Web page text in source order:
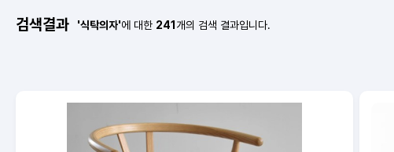
검색결과 '식탁의자'에 대한 241 개의 검색 결과입니다.
CJ온스타일